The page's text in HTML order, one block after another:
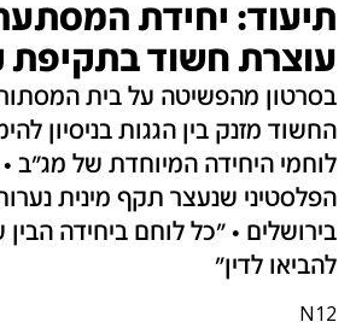
תיעוד: יחידת
עוצרת חשוד בתקיפת
בסרטון מהפשיטה על בית
החשוד מזנק בין הגגות בניסיון
לוחמי היחידה המיוחדת של מג"ב
הפלסטיני שנעצר תקף מינית
בירושלים • "כל לוחם ביחידה
להביאו לדין"
N12